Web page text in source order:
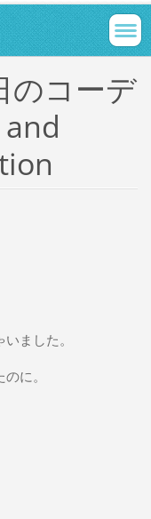
のコーデ
ました。
に。